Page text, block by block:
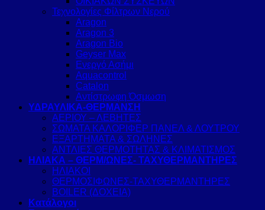
Τεχνολογίες Φίλτρων Νερού
Aragon
Aragon 3
Aragon Bio
Geyser Max
Ενεργό Ασήμι
Aquacontrol
Catalon
Αντίστρωφη Όσμωση
ΥΔΡΑΥΛΙΚΑ-ΘΕΡΜΑΝΣΗ
ΑΕΡΙΟΥ – ΛΕΒΗΤΕΣ
ΣΩΜΑΤΑ ΚΑΛΟΡΙΦΕΡ ΠΑΝΕΛ & ΛΟΥΤΡΟΥ
ΕΞΑΡΤΗΜΑΤΑ & ΣΩΛΗΝΕΣ
ΑΝΤΛΙΕΣ ΘΕΡΜΟΤΗΤΑΣ & ΚΛΙΜΑΤΙΣΜΟΣ
ΗΛΙΑΚΑ – ΘΕΡΜ/ΩΝΕΣ- ΤΑΧΥΘΕΡΜΑΝΤΗΡΕΣ
ΗΛΙΑΚΟΙ
ΘΕΡΜΟΣΙΦΩΝΕΣ-ΤΑΧΥΘΕΡΜΑΝΤΗΡΕΣ
BOILER (ΔΟΧΕΙΑ)
Κατάλογοι